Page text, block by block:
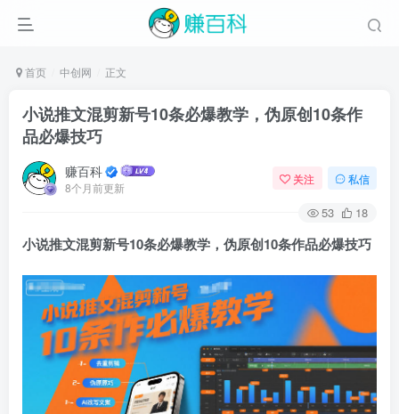
首页 中创网 正文
小说推文混剪新号10条必爆教学，伪原创10条作
品必爆技巧
赚百科
8个月前更新
关注 私信
53 18
小说推文混剪新号10条必爆教学，伪原创10条作品必爆技巧